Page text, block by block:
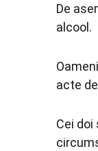
De
alcool.
acte
Cei